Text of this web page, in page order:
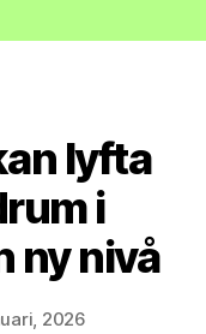
lyfta
i
ny nivå
2026